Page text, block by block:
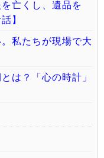
亡くし、遺品を
】
私たちが現場で大
は？「心の時計」